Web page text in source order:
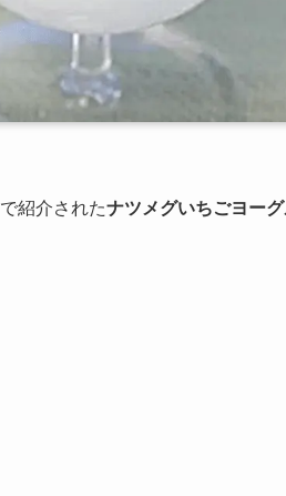
で紹介されたナツメグいちごヨーグ